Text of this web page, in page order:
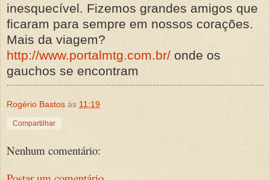
inesquecível. Fizemos grandes amigos que
ficaram para sempre em nossos corações.
Mais da viagem?
http://www.portalmtg.com.br/ onde os
gauchos se encontram
Rogério Bastos às 11:19
Compartilhar
Nenhum comentário: